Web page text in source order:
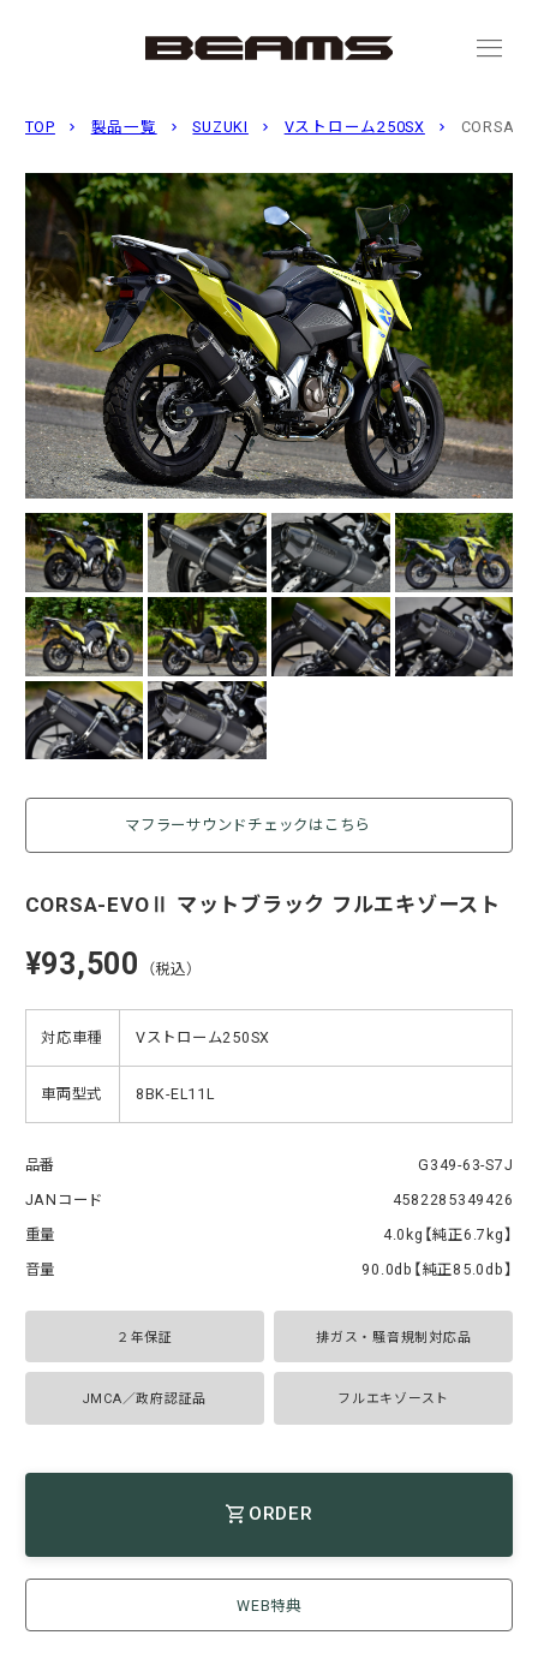
menu
TOP 製品一覧 SUZUKI Vストローム250SX CORSA-
マフラーサウンドチェックはこちら
CORSA-EVOⅡ マットブラック フルエキゾースト
¥93,500 （税込）
対応車種 Vストローム250SX
車両型式 8BK-EL11L
品番
G349-63-S7J
JANコード
4582285349426
重量
4.0kg【純正6.7kg】
音量
90.0db【純正85.0db】
２年保証 排ガス・騒音規制対応品
JMCA／政府認証品 フルエキゾースト
ORDER
WEB特典